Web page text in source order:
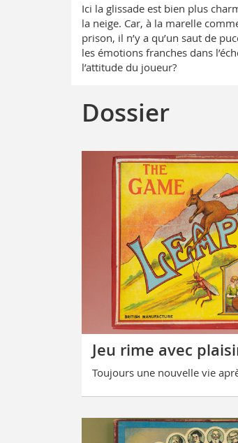
Ici la glissade est bien plus
la neige. Car, à la marelle
prison, il n’y a qu’un saut de
les émotions franches dans
l’attitude du joueur?
Dossier
Jeu rime avec
Toujours une nouvelle vie